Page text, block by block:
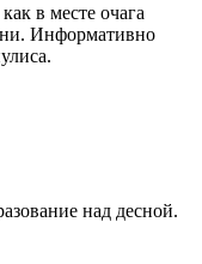
в месте очага
Информативно
над десной.